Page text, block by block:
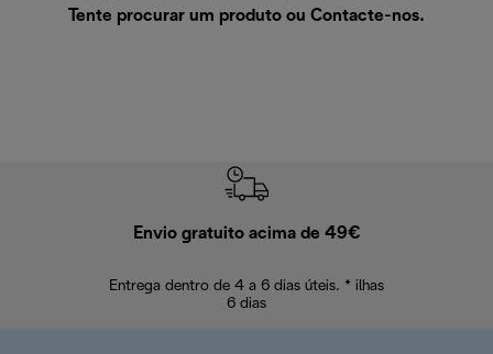
Tente procurar um produto ou Contacte-nos.
Envio gratuito acima de 49€
Entrega dentro de 4 a 6 dias úteis. * ilhas
6 dias